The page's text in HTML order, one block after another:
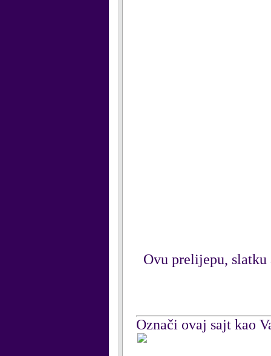
Ovu prelijepu, slatku
Označi ovaj sajt kao